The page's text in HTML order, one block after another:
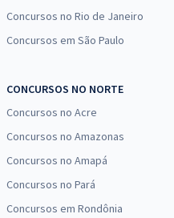
à vista
R$28,60
85,80 (-20%)
Concursos no Rio de Janeiro
Concursos em São Paulo
CONCURSOS NO NORTE
Concursos no Acre
Concursos no Amazonas
Concursos no Amapá
Concursos no Pará
Concursos em Rondônia